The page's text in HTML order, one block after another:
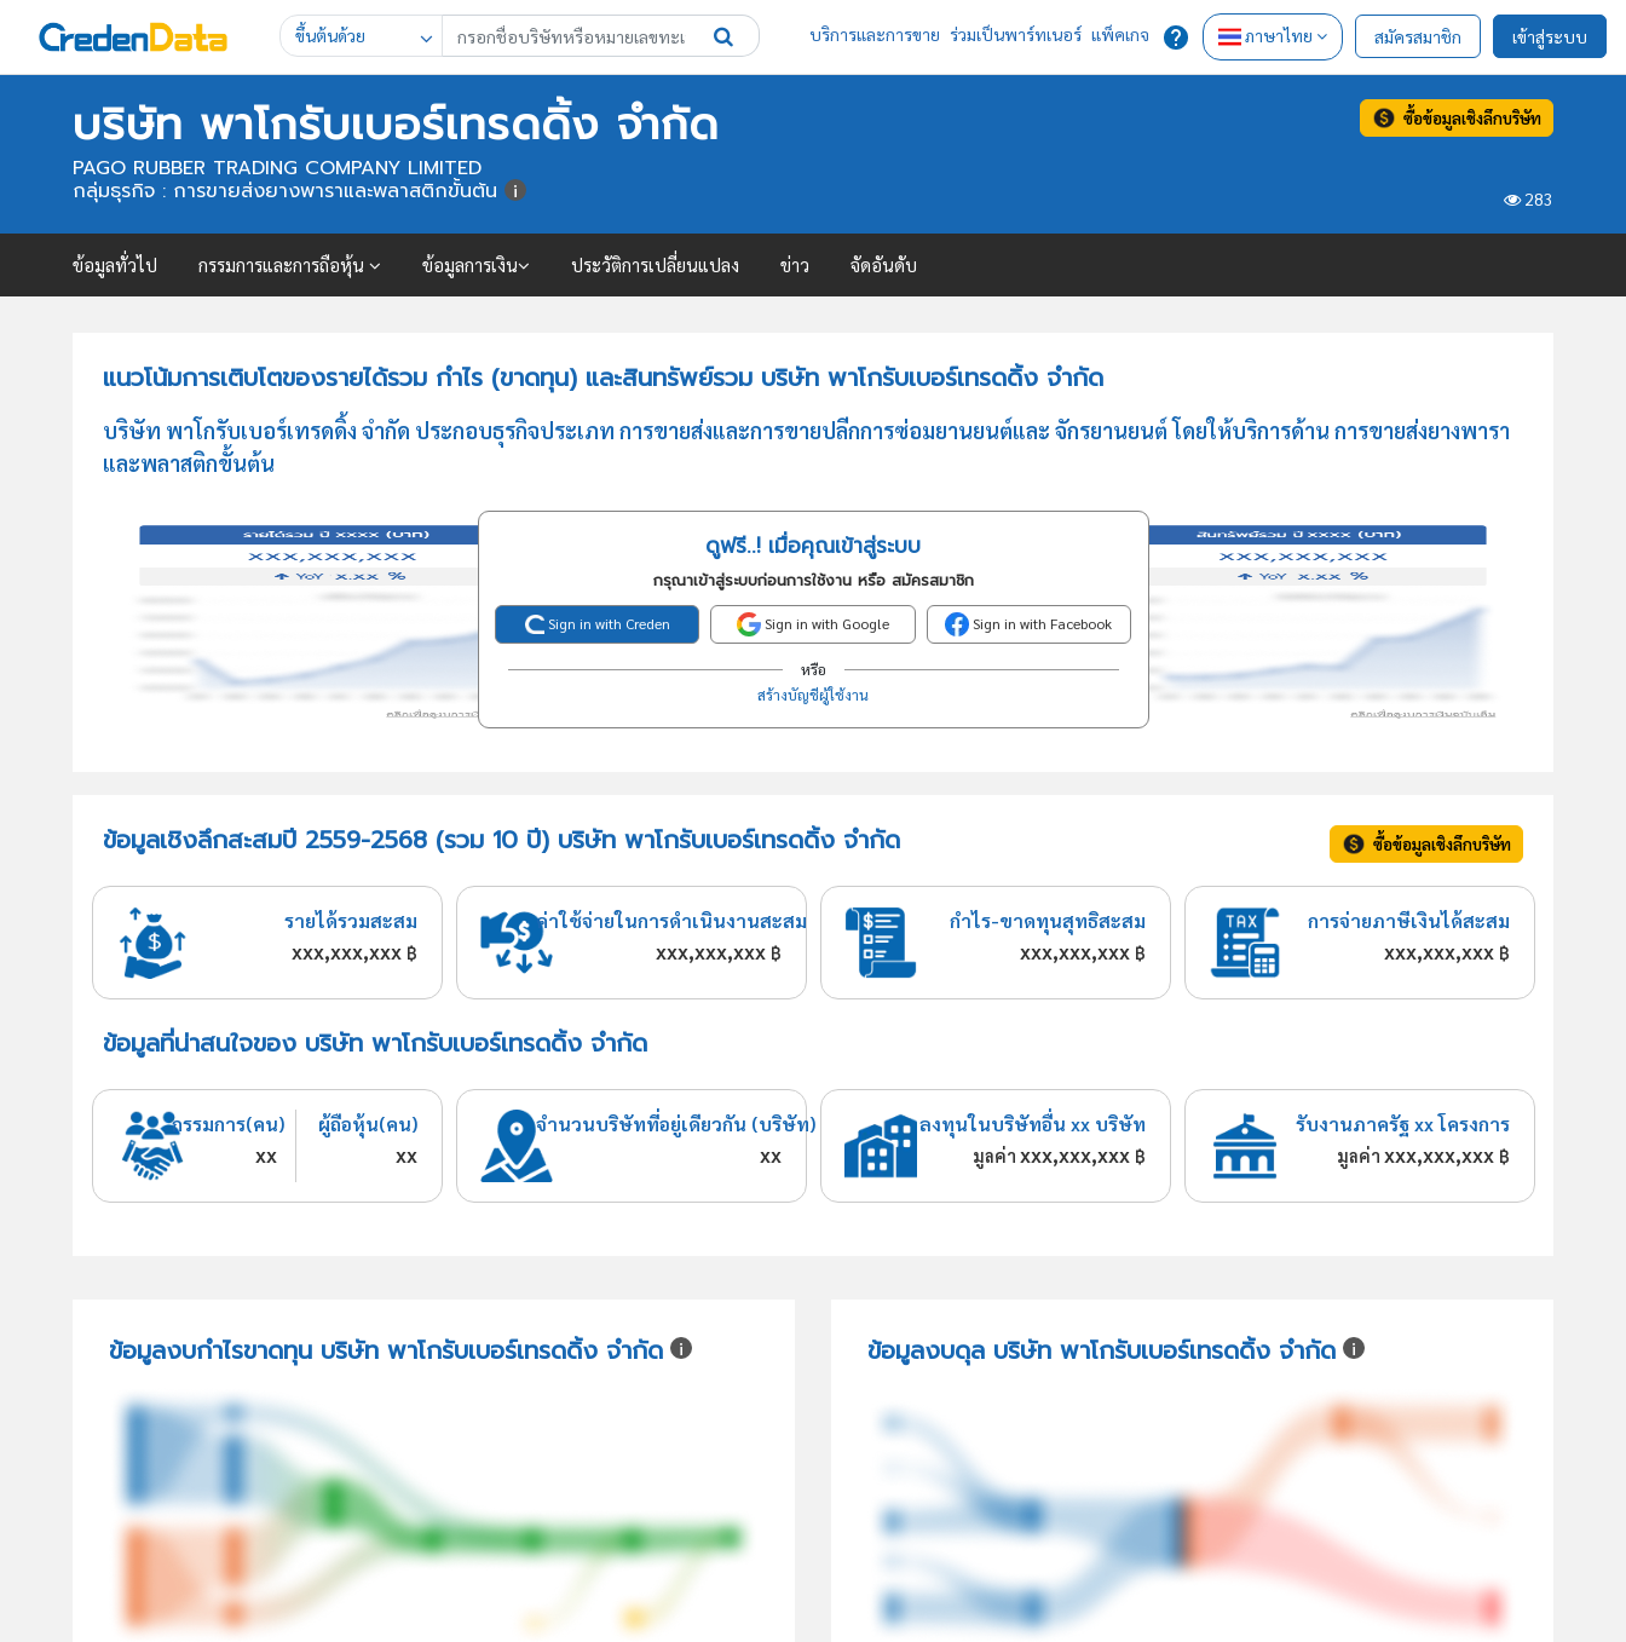
ขึ้นต้นด้วย บริการและการขาย ร่วมเป็นพาร์ทเนอร์ แพ็คเกจ ภาษาไทย สมัครสมาชิก เข้าสู่ระบบ
บริษัท พาโกรับเบอร์เทรดดิ้ง จำกัด ซื้อข้อมูลเชิงลึกบริษัท
PAGO RUBBER TRADING COMPANY LIMITED
283
กลุ่มธุรกิจ : การขายส่งยางพาราและพลาสติกขั้นต้น
ข้อมูลทั่วไป กรรมการและการถือหุ้น ข้อมูลการเงิน ประวัติการเปลี่ยนแปลง ข่าว จัดอันดับ
แนวโน้มการเติบโตของรายได้รวม กำไร (ขาดทุน) และสินทรัพย์รวม บริษัท พาโกรับเบอร์เทรดดิ้ง จำกัด
บริษัท พาโกรับเบอร์เทรดดิ้ง จำกัด ประกอบธุรกิจประเภท การขายส่งและการขายปลีกการซ่อมยานยนต์และ จักรยานยนต์ โดยให้บริการด้าน การขายส่งยางพารา
และพลาสติกขั้นต้น
ดูฟรี..! เมื่อคุณเข้าสู่ระบบ
กรุณาเข้าสู่ระบบก่อนการใช้งาน หรือ สมัครสมาชิก
Sign in with Creden Sign in with Google Sign in with Facebook
หรือ
สร้างบัญชีผู้ใช้งาน
ข้อมูลเชิงลึกสะสมปี 2559-2568 (รวม 10 ปี) บริษัท พาโกรับเบอร์เทรดดิ้ง จำกัด ซื้อข้อมูลเชิงลึกบริษัท
รายได้รวมสะสม
xxx,xxx,xxx ฿
ค่าใช้จ่ายในการดำเนินงานสะสม
xxx,xxx,xxx ฿
กำไร-ขาดทุนสุทธิสะสม
xxx,xxx,xxx ฿
การจ่ายภาษีเงินได้สะสม
xxx,xxx,xxx ฿
ข้อมูลที่น่าสนใจของ บริษัท พาโกรับเบอร์เทรดดิ้ง จำกัด
กรรมการ(คน)
xx
ผู้ถือหุ้น(คน)
xx
จำนวนบริษัทที่อยู่เดียวกัน (บริษัท)
xx
ลงทุนในบริษัทอื่น xx บริษัท
มูลค่าxxx,xxx,xxx ฿
รับงานภาครัฐ xx โครงการ
มูลค่าxxx,xxx,xxx ฿
ข้อมูลงบกำไรขาดทุน บริษัท พาโกรับเบอร์เทรดดิ้ง จำกัด ข้อมูลงบดุล บริษัท พาโกรับเบอร์เทรดดิ้ง จำกัด